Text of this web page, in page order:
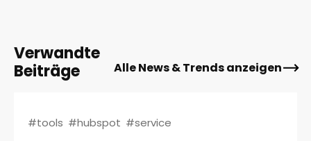
Verwandte
Beiträge
Alle News & Trends anzeigen
#tools #hubspot #service